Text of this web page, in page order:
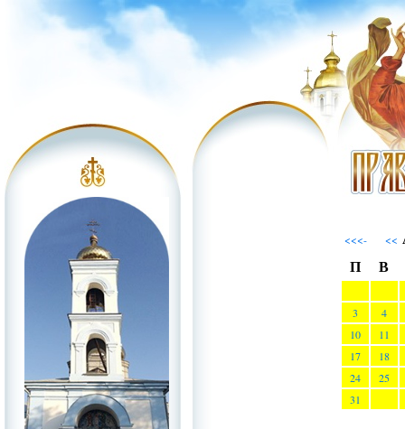
<<<- <<
П
В
3
4
10
11
17
18
24
25
31